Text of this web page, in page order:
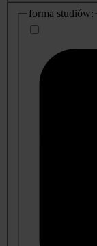
dodatkowe
informacje
forma studiów: